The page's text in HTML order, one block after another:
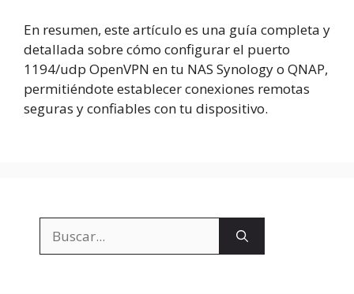
En resumen, este artículo es una guía completa y
detallada sobre cómo configurar el puerto
1194/udp OpenVPN en tu NAS Synology o QNAP,
permitiéndote establecer conexiones remotas
seguras y confiables con tu dispositivo.